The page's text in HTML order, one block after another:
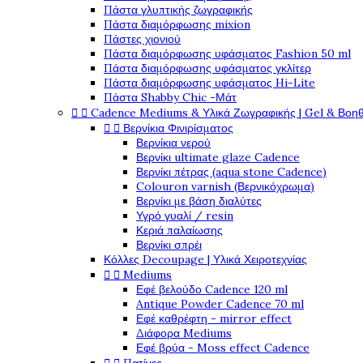
Πάστα γλυπτικής ζωγραφικής
Πάστα διαμόρφωσης mixion
Πάστες χιονιού
Πάστα διαμόρφωσης υφάσματος Fashion 50 ml
Πάστα διαμόρφωσης υφάσματος γκλίτερ
Πάστα διαμόρφωσης υφάσματος Hi-Lite
Πάστα Shabby Chic -Μάτ
  Cadence Mediums & Υλικά Ζωγραφικής | Gel &
  Βερνίκια Φινιρίσματος
Βερνίκια νερού
Βερνίκι ultimate glaze Cadence
Βερνίκι πέτρας (aqua stone Cadence)
Colouron varnish (Βερνικόχρωμα)
Βερνίκι με βάση διαλύτες
Υγρό γυαλί / resin
Κεριά παλαίωσης
Βερνίκι σπρέι
Κόλλες Decoupage | Υλικά Χειροτεχνίας
  Mediums
Εφέ βελούδο Cadence 120 ml
Antique Powder Cadence 70 ml
Εφέ καθρέφτη - mirror effect
Διάφορα Mediums
Εφέ βρύα - Moss effect Cadence